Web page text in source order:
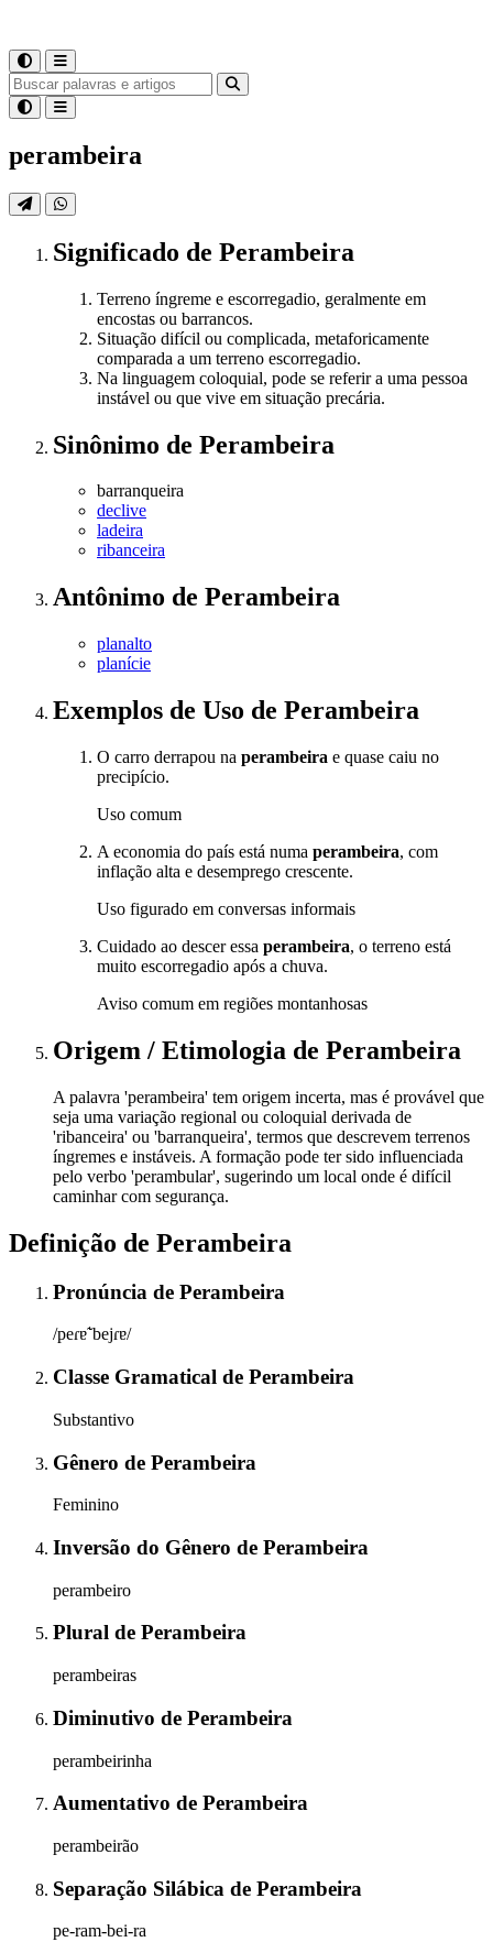
perambeira
Significado de Perambeira
Terreno íngreme e escorregadio, geralmente em
encostas ou barrancos.
Situação difícil ou complicada, metaforicamente
comparada a um terreno escorregadio.
Na linguagem coloquial, pode se referir a uma pessoa
instável ou que vive em situação precária.
Sinônimo de Perambeira
barranqueira
declive
ladeira
ribanceira
Antônimo de Perambeira
planalto
planície
Exemplos de Uso de Perambeira
O carro derrapou na perambeira e quase caiu no
precipício.
Uso comum
A economia do país está numa perambeira, com
inflação alta e desemprego crescente.
Uso figurado em conversas informais
Cuidado ao descer essa perambeira, o terreno está
muito escorregadio após a chuva.
Aviso comum em regiões montanhosas
Origem / Etimologia de Perambeira
A palavra 'perambeira' tem origem incerta, mas é provável que
seja uma variação regional ou coloquial derivada de
'ribanceira' ou 'barranqueira', termos que descrevem terrenos
íngremes e instáveis. A formação pode ter sido influenciada
pelo verbo 'perambular', sugerindo um local onde é difícil
caminhar com segurança.
Definição de Perambeira
Pronúncia de Perambeira
/peɾɐ̃ˈbejɾɐ/
Classe Gramatical de Perambeira
Substantivo
Gênero de Perambeira
Feminino
Inversão do Gênero de Perambeira
perambeiro
Plural de Perambeira
perambeiras
Diminutivo de Perambeira
perambeirinha
Aumentativo de Perambeira
perambeirão
Separação Silábica de Perambeira
pe-ram-bei-ra